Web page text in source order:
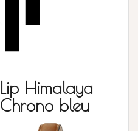
Lip Himalaya
Chrono bleu